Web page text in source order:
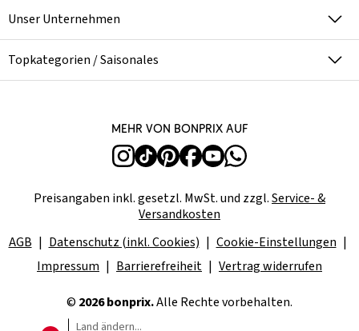
Unser Unternehmen
Topkategorien / Saisonales
Mehr von bonprix auf
Preisangaben inkl. gesetzl. MwSt. und zzgl.Service- &
Versandkosten
AGB
Datenschutz (inkl. Cookies)
Cookie-Einstellungen
Impressum
Barrierefreiheit Vertrag widerrufen
© 2026 bonprix.Alle Rechte vorbehalten.
Land ändern...